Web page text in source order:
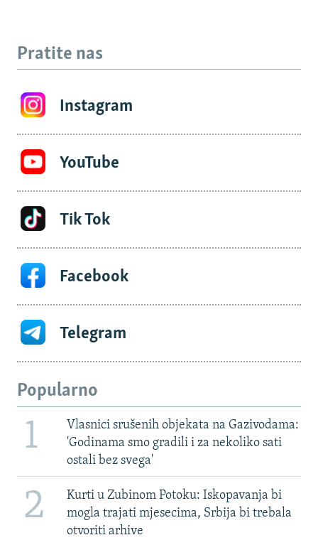
Pratite nas
Instagram
YouTube
Tik Tok
Facebook
Telegram
Popularno
1
Vlasnici srušenih objekata na Gazivodama:
'Godinama smo gradili i za nekoliko sati
ostali bez svega'
2
Kurti u Zubinom Potoku: Iskopavanja bi
mogla trajati mjesecima, Srbija bi trebala
otvoriti arhive